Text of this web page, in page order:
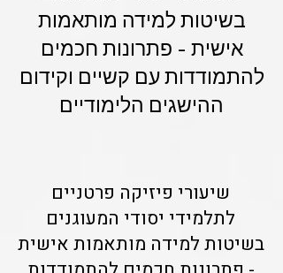
בשיטות למידה מותאמות
אישית - פתרונות חכמים
להתמודדות עם קשיים וקידום
ההישגים הלימודיים
שיעורי פיזיקה פרטניים
לתלמידי יסודי המעוגנים
בשיטות למידה מותאמות אישית